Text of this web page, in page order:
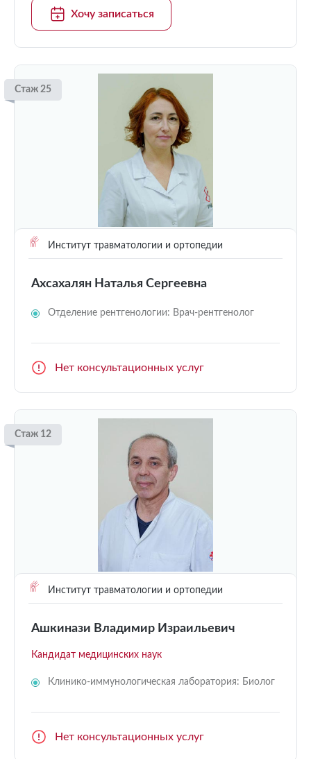
Хочу записаться
Стаж 25
Институт травматологии и ортопедии
Ахсахалян Наталья Сергеевна
Отделение рентгенологии: Врач-рентгенолог
Нет консультационных услуг
Стаж 12
Институт травматологии и ортопедии
Ашкинази Владимир Израильевич
Кандидат медицинских наук
Клинико-иммунологическая лаборатория: Биолог
Нет консультационных услуг